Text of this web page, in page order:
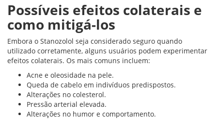
Possíveis efeitos colaterais e
como mitigá-los
Embora o Stanozolol seja considerado seguro quando
utilizado corretamente, alguns usuários podem experimentar
efeitos colaterais. Os mais comuns incluem:
Acne e oleosidade na pele.
Queda de cabelo em indivíduos predispostos.
Alterações no colesterol.
Pressão arterial elevada.
Alterações no humor e comportamento.